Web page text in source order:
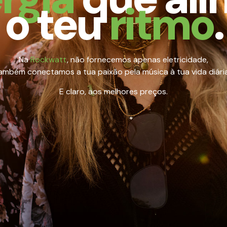
o teuritmo.
NaRockwatt, não fornecemos apenas eletricidade,
conectamos a tua paixão pela música à tua vida
E claro, aos melhores preços.